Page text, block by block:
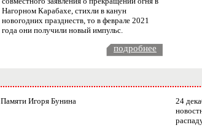
Нагорном Карабахе, стихли в канун
новогодних празднеств, то в феврале 2021
года они получили новый импульс.
подробнее
Памяти Игоря Бунина
24